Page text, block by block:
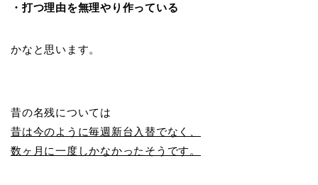
・打つ理由を無理やり作っている
かなと思います。
昔の名残については
昔は今のように毎週新台入替でなく、
数ヶ月に一度しかなかったそうです。